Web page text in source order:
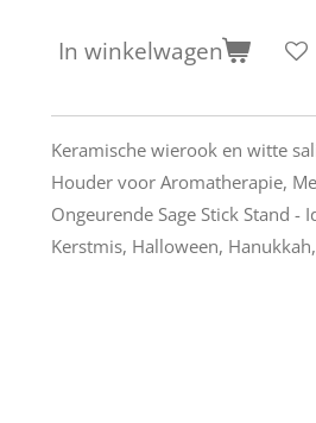
In winkelwagen
Keramische wierook en witte
Houder voor Aromatherapie,
Ongeurende Sage Stick Stand -
Kerstmis, Halloween,